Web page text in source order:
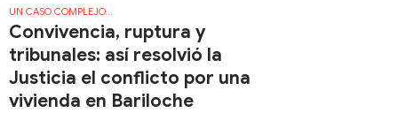
UN CASO COMPLEJO...
Convivencia, ruptura y
tribunales: así resolvió la
Justicia el conflicto por una
vivienda en Bariloche